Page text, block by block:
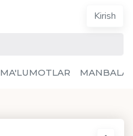
Kirish
MA'LUMOTLAR